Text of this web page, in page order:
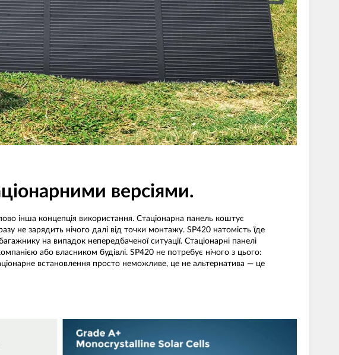
версіями.
інша концепція використання. Стаціонарна панель коштує
не зарядить нічого далі від точки монтажу. SP420 натомість їде
на випадок непередбаченої ситуації. Стаціонарні панелі
або власником будівлі. SP420 не потребує нічого з цього:
встановлення просто неможливе, це не альтернатива — це